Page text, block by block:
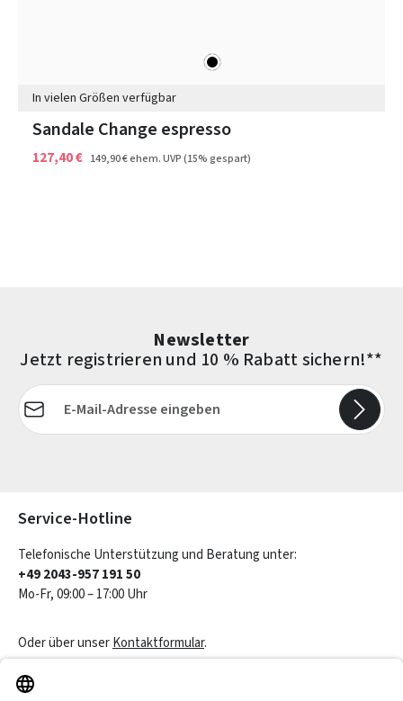
schwarz
In vielen Größen verfügbar
Sandale Change espresso
127,40 € 149,90 €ehem. UVP(15% gespart)
Newsletter
Jetzt registrieren und 10 % Rabatt sichern!**
E-Mail-Adresse*
Service-Hotline
Telefonische Unterstützung und Beratung unter:
+49 2043-957 191 50
Mo-Fr, 09:00 – 17:00 Uhr
Oder über unserKontaktformular.